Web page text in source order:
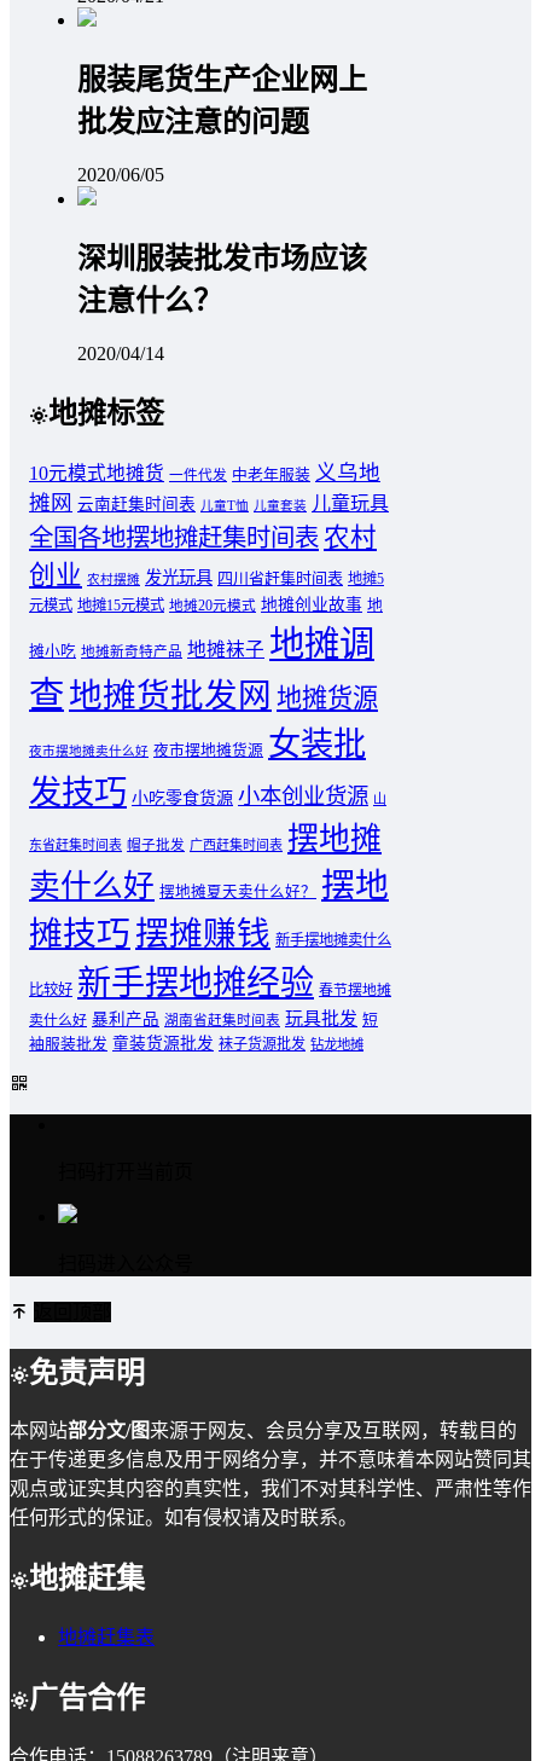
服装尾货生产企业网上
批发应注意的问题
2020/06/05
深圳服装批发市场应该
注意什么？
2020/04/14
地摊标签
10元模式地摊货 一件代发 中老年服装 义乌地
摊网 云南赶集时间表 儿童T恤 儿童套装 儿童玩具
全国各地摆地摊赶集时间表 农村
创业 农村摆摊 发光玩具 四川省赶集时间表 地摊5
元模式 地摊15元模式 地摊20元模式 地摊创业故事 地
摊小吃 地摊新奇特产品 地摊袜子 地摊调
查地摊货批发网 地摊货源
夜市摆地摊卖什么好 夜市摆地摊货源 女装批
发技巧 小吃零食货源 小本创业货源 山
东省赶集时间表 帽子批发 广西赶集时间表 摆地摊
卖什么好 摆地摊夏天卖什么好？
摆地
摊技巧摆摊赚钱 新手摆地摊卖什么
比较好 新手摆地摊经验 春节摆地摊
卖什么好 暴利产品 湖南省赶集时间表 玩具批发 短
袖服装批发 童装货源批发 袜子货源批发 钻龙地摊
免责声明
本网站部分文/图来源于网友、会员分享及互联网，转载目的
在于传递更多信息及用于网络分享，并不意味着本网站赞同其
观点或证实其内容的真实性，我们不对其科学性、严肃性等作
任何形式的保证。如有侵权请及时联系。
地摊赶集
地摊赶集表
广告合作
合作电话：15088263789（注明来意）